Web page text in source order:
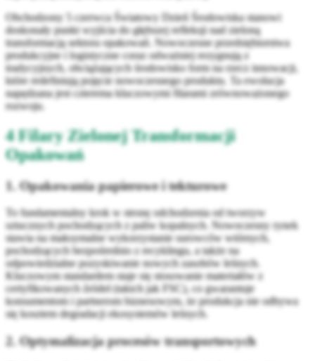
Obchodzony 5 czerwca Światowy Dzień Środowiska stanowi
doskonały punkt wyjścia do głębszej refleksji nad zieloną
transformacją sektora opakowań. Nowoczesne przedsiębiorstwa
produkcyjne i logistyczne coraz odważniej rezygnują z
tradycyjnych, obciążających środowisko form na rzecz innowacji,
które redefiniują pojęcie nowoczesnego produktu. Ta ewolucja
napędzana jest czterema kluczowymi filarami zrównoważonego
rozwoju.
4 Filary Zielonej Transformacji
Opakowań
1. Opakowania papierowe i tekturowe
To fundamentalny krok w stronę odchodzenia od tworzyw
sztucznych pochodzących z paliw kopalnych. Nowoczesny rynek
stawia na maksymalne wykorzystanie surowców wtórnych,
pochodzących bezpośrednio z recyklingu, a także na
odpowiedzialne pozyskiwanie nowych zasobów leśnych.
Kluczowym standardem staje się stosowanie materiałów z
certyfikowanych źródeł (takich jak FSC), co gwarantuje
konsumentom i partnerom biznesowym, że produkcja nie odbywa
się kosztem degradacji ekosystemów leśnych.
2. Optymalizacja procesów transportowych